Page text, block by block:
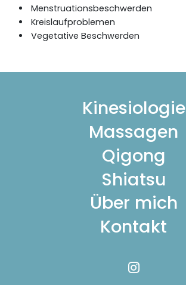
Menstruationsbeschwerden
Kreislaufproblemen
Vegetative Beschwerden
Kinesiologie
Massagen
Qigong
Shiatsu
Über mich
Kontakt
